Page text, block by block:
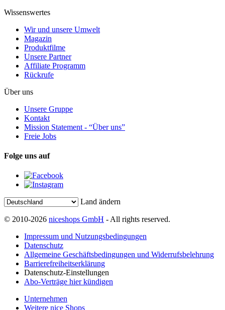
Wissenswertes
Wir und unsere Umwelt
Magazin
Produktfilme
Unsere Partner
Affiliate Programm
Rückrufe
Über uns
Unsere Gruppe
Kontakt
Mission Statement - “Über uns”
Freie Jobs
Folge uns auf
Land ändern
© 2010-2026 niceshops GmbH - All rights reserved.
Impressum und Nutzungsbedingungen
Datenschutz
Allgemeine Geschäftsbedingungen und Widerrufsbelehrung
Barrierefreiheitserklärung
Datenschutz-Einstellungen
Abo-Verträge hier kündigen
Unternehmen
Weitere nice Shops